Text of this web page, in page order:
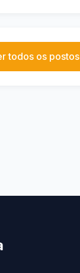
todos os postos